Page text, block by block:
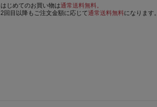
はじめてのお買い物は通常送料無料。
2回目以降もご注文金額に応じて通常送料無料になります